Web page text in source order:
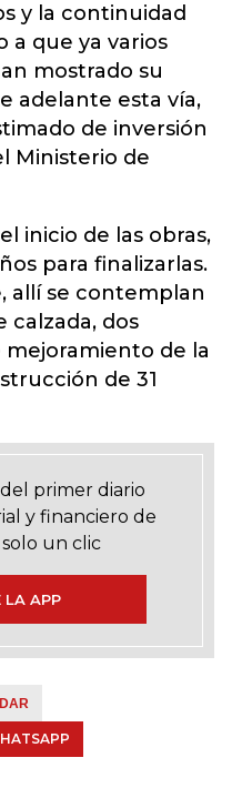
y la continuidad
a que ya varios
mostrado su
adelante esta vía,
de inversión
Ministerio de
inicio de las obras,
para finalizarlas.
allí se contemplan
calzada, dos
mejoramiento de la
de 31
primer diario
y financiero de
un clic
LA APP